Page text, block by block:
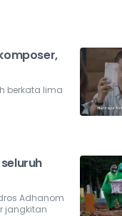
berkata lima
Adhanom
jangkitan